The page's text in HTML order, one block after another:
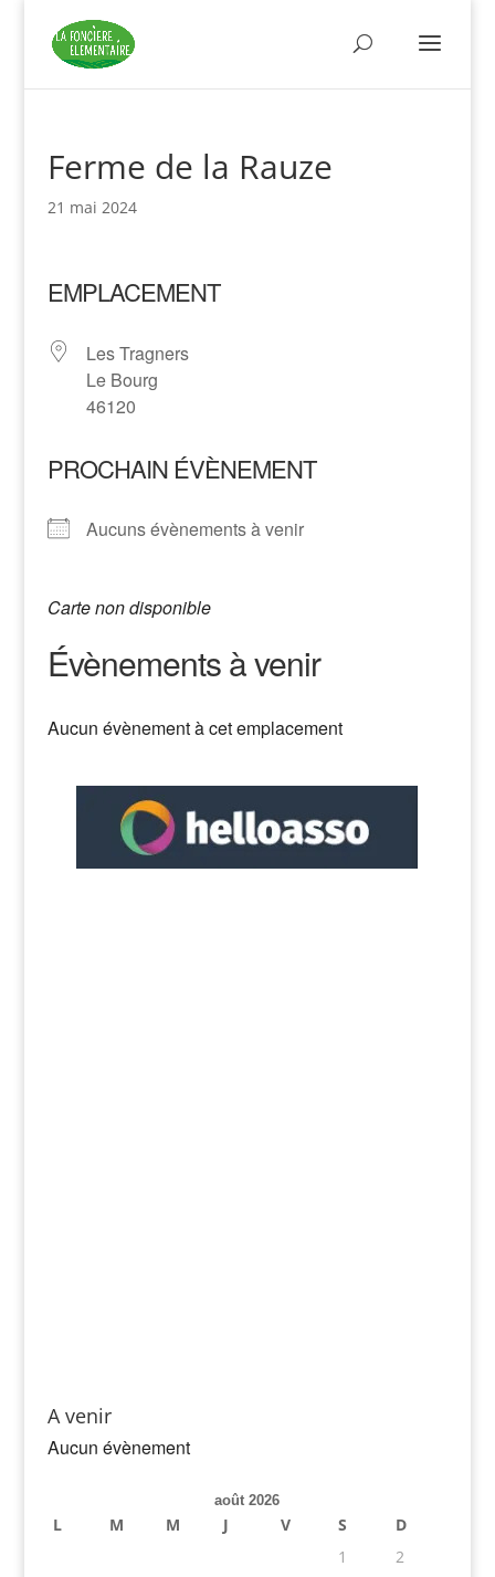
Ferme de la Rauze
21 mai 2024
EMPLACEMENT
Les Tragners
Le Bourg
46120
PROCHAIN ÉVÈNEMENT
Aucuns évènements à venir
Carte non disponible
Évènements à venir
Aucun évènement à cet emplacement
A venir
Aucun évènement
août 2026
L M M J V S
D
1
2